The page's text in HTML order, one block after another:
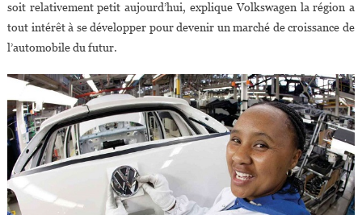
soit relativement petit aujourd’hui, explique Volkswagen la région a
tout intérêt à se développer pour devenir un marché de croissance de
l’automobile du futur.